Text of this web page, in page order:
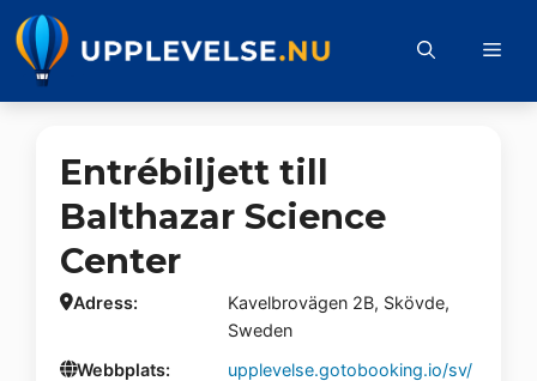
Hoppa
till
innehåll
Entrébiljett till
Balthazar Science
Center
Adress:
Kavelbrovägen 2B, Skövde,
Sweden
Webbplats:
upplevelse.gotobooking.io/sv/